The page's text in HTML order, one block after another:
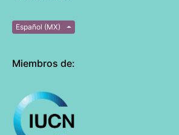
Español (MX)
Miembros de: